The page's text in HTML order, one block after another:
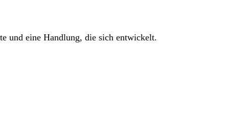
und eine Handlung, die sich entwickelt.